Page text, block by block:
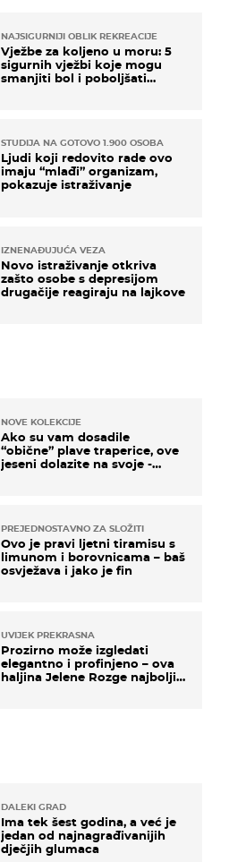
NAJSIGURNIJI OBLIK REKREACIJE
Vježbe za koljeno u moru: 5
sigurnih vježbi koje mogu
smanjiti bol i poboljšati
STUDIJA NA GOTOVO 1.900 OSOBA
Ljudi koji redovito rade ovo
imaju “mlađi” organizam,
pokazuje istraživanje
IZNENAĐUJUĆA VEZA
Novo istraživanje otkriva
zašto osobe s depresijom
drugačije reagiraju na lajkove
DALEKI GRAD
Ima tek šest godina, a već je
jedan od najnagrađivanijih
dječjih glumaca
NOVE KOLEKCIJE
Ako su vam dosadile
“obične” plave traperice, ove
jeseni dolazite na svoje -
PREJEDNOSTAVNO ZA SLOŽITI
Ovo je pravi ljetni tiramisu s
limunom i borovnicama – baš
osvježava i jako je fin
UVIJEK PREKRASNA
Prozirno može izgledati
elegantno i profinjeno – ova
haljina Jelene Rozge najbolji